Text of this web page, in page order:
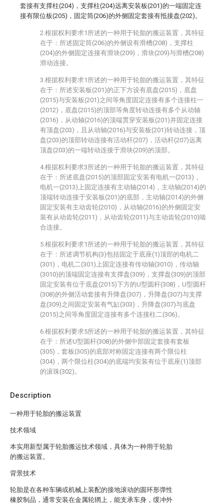
Description
一种用于轮胎的搬运装置
技术领域
本实用新型属于轮胎搬运技术领域，具体为一种用于轮胎
的搬运装置。
背景技术
轮胎是在各种车辆或机械上装配的接地滚动的圆环形弹性
橡胶制品，通常安装在金属轮辋上，能支承车身，缓冲外
套接有支撑柱(204)，支撑柱(204)远离安装板(201)的一端固定连
接有限位板(205)，固定筒(206)的外侧固定套接有抵接盘(202)。
2.根据权利要求1所述的一种用于轮胎的搬运装置，其特征
在于：所述固定筒(206)的外侧设有滑槽(208)，支撑柱
(204)的外侧固定连接有滑块(209)，滑块(209)与滑槽(208)
滑动连接。
3.根据权利要求1所述的一种用于轮胎的搬运装置，其特征
在于：所述安装板(201)的正下方设有底盘(2015)，底盘
(2015)与安装板(201)之间等角度固定连接有多个连接柱一
(2012)，底盘(2015)的顶部等角度转动连接有多个从动轴
(2016)，从动轴(2016)的顶端贯穿安装板(201)并固定连接
有顶盘(203)，且从动轴(2016)与安装板(201)转动连接，顶
盘(203)的顶部转动连接有活动杆(207)，活动杆(207)远离
顶盘(203)的一端转动连接于滑块(209)的顶部。
4.根据权利要求3所述的一种用于轮胎的搬运装置，其特征
在于：所述底盘(2015)的顶部固定安装有电机一(2013)，
电机一(2013)上固定连接有主动轴(2014)，主动轴(2014)的
顶端转动连接于安装板(201)的底部，主动轴(2014)的外侧
固定安装有主动齿轮(2010)，从动轴(2016)的外侧固定安
装有从动齿轮(2011)，从动齿轮(2011)与主动齿轮(2010)啮
合连接。
5.根据权利要求1所述的一种用于轮胎的搬运装置，其特征
在于：所述调节机构(3)包括固定于底座(1)顶部的电机二
(301)，电机二(301)上固定连接有传动轴(3010)，传动轴
(3010)的顶端固定连接有支撑盘(309)，支撑盘(309)的顶部
固定安装有位于底盘(2015)下方的U型圆杆(308)，U型圆杆
(308)的外侧活动套接有升降盘(307)，升降盘(307)与支撑
盘(309)之间固定安装有气缸(303)，升降盘(307)与底盘
(2015)之间等角度固定连接有多个连接柱二(306)。
6.根据权利要求5所述的一种用于轮胎的搬运装置，其特征
在于：所述U型圆杆(308)的外侧中部固定套接有套板
(305)，套板(305)的底部对称固定连接有两个限位柱
(304)，两个限位柱(304)的底端均安装有位于底座(1)顶部
的滚珠(302)。